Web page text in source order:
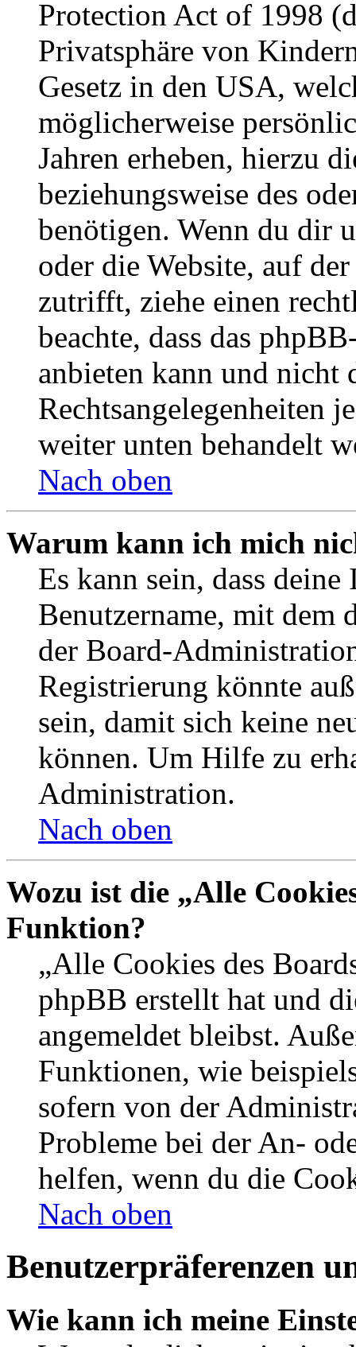
Protection Act of 1998
Privatsphäre von
Gesetz in den USA,
möglicherweise
Jahren erheben, hierzu
beziehungsweise des
benötigen. Wenn du dir
oder die Website, auf
zutrifft, ziehe einen
beachte, dass das
anbieten kann und nicht
Rechtsangelegenheiten
weiter unten behandelt
Nach oben
Warum kann ich mich
Es kann sein, dass
Benutzername, mit dem
der Board-
Registrierung könnte
sein, damit sich keine
können. Um Hilfe zu
Administration.
Nach oben
Wozu ist die „Alle
Funktion?
„Alle Cookies des
phpBB erstellt hat und
angemeldet bleibst.
Funktionen, wie
sofern von der
Probleme bei der An-
helfen, wenn du die
Nach oben
Benutzerpräferenzen
Wie kann ich meine